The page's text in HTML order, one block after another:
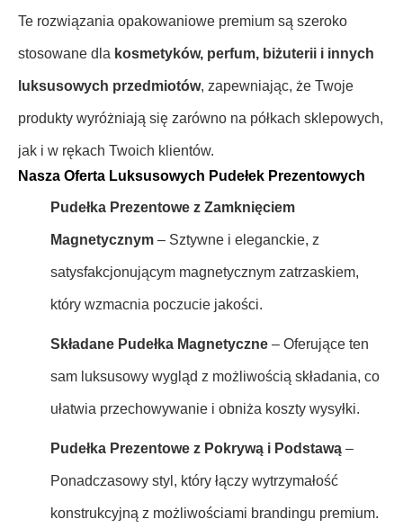
Te rozwiązania opakowaniowe premium są szeroko
stosowane dla kosmetyków, perfum, biżuterii i innych
luksusowych przedmiotów, zapewniając, że Twoje
produkty wyróżniają się zarówno na półkach sklepowych,
jak i w rękach Twoich klientów.
Nasza Oferta Luksusowych Pudełek Prezentowych
Pudełka Prezentowe z Zamknięciem
Magnetycznym – Sztywne i eleganckie, z
satysfakcjonującym magnetycznym zatrzaskiem,
który wzmacnia poczucie jakości.
Składane Pudełka Magnetyczne – Oferujące ten
sam luksusowy wygląd z możliwością składania, co
ułatwia przechowywanie i obniża koszty wysyłki.
Pudełka Prezentowe z Pokrywą i Podstawą –
Ponadczasowy styl, który łączy wytrzymałość
konstrukcyjną z możliwościami brandingu premium.